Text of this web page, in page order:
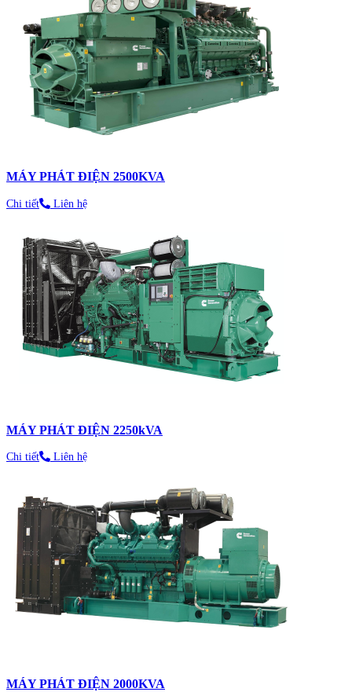
MÁY PHÁT ĐIỆN 2500KVA
Chi tiết Liên hệ
MÁY PHÁT ĐIỆN 2250kVA
Chi tiết Liên hệ
MÁY PHÁT ĐIỆN 2000KVA